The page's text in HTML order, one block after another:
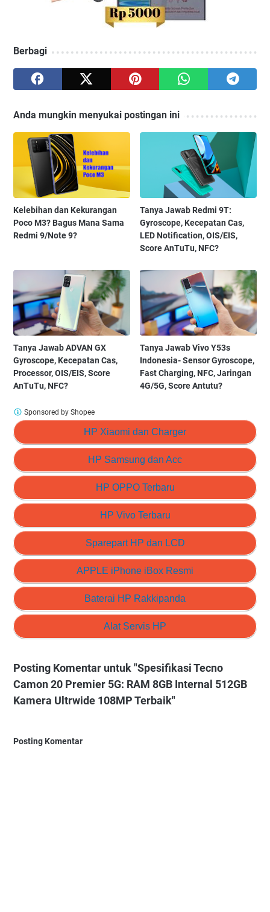
Berbagi
Anda mungkin menyukai postingan ini
Kelebihan dan Kekurangan
Poco M3? Bagus Mana Sama
Redmi 9/Note 9?
Tanya Jawab Redmi 9T:
Gyroscope, Kecepatan Cas,
LED Notification, OIS/EIS,
Score AnTuTu, NFC?
Tanya Jawab ADVAN GX
Gyroscope, Kecepatan Cas,
Processor, OIS/EIS, Score
AnTuTu, NFC?
Tanya Jawab Vivo Y53s
Indonesia- Sensor Gyroscope,
Fast Charging, NFC, Jaringan
4G/5G, Score Antutu?
HP Xiaomi dan Charger
HP Samsung dan Acc
HP OPPO Terbaru
HP Vivo Terbaru
Sparepart HP dan LCD
APPLE iPhone iBox Resmi
Baterai HP Rakkipanda
Alat Servis HP
Sponsored by Shopee
Posting Komentar untuk "Spesifikasi Tecno
Camon 20 Premier 5G: RAM 8GB Internal 512GB
Kamera Ultrwide 108MP Terbaik"
Posting Komentar